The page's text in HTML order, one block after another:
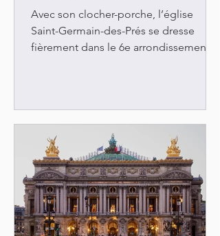
Avec son clocher-porche, l’église
Saint-Germain-des-Prés se dresse
fièrement dans le 6e arrondissement
conserve jalousement ses trésors. Elle
existence a souvent été menacée. Ses
transformations, ses agrandissements
et ses récentes restaurations lui ont
redonné un air de jeunesse. La plus
ancienne église de Paris rayonne avec
ses cou